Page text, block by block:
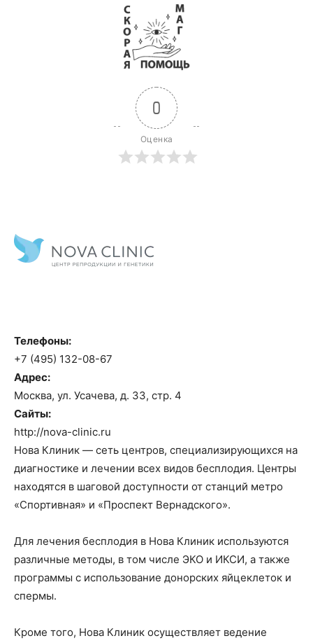
0
Оценка
Телефоны:
+7 (495) 132-08-67
Адрес:
Москва, ул. Усачева, д. 33, стр. 4
Сайты:
http://nova-clinic.ru
Нова Клиник — сеть центров, специализирующихся на
диагностике и лечении всех видов бесплодия. Центры
находятся в шаговой доступности от станций метро
«Спортивная» и «Проспект Вернадского».
Для лечения бесплодия в Нова Клиник используются
различные методы, в том числе ЭКО и ИКСИ, а также
программы с использование донорских яйцеклеток и
спермы.
Кроме того, Нова Клиник осуществляет ведение